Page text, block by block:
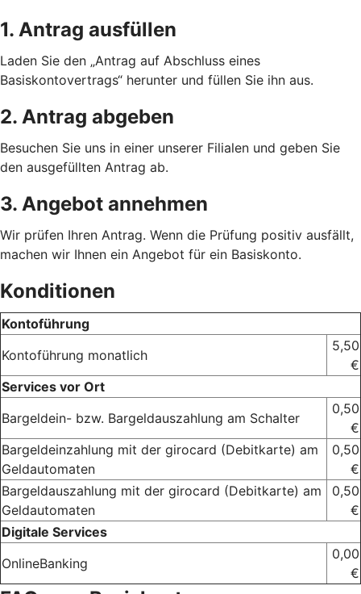
1. Antrag ausfüllen
Laden Sie den „Antrag auf Abschluss eines
Basiskontovertrags“ herunter und füllen Sie ihn aus.
2. Antrag abgeben
Besuchen Sie uns in einer unserer Filialen und geben Sie
den ausgefüllten Antrag ab.
3. Angebot annehmen
Wir prüfen Ihren Antrag. Wenn die Prüfung positiv ausfällt,
machen wir Ihnen ein Angebot für ein Basiskonto.
Konditionen
Kontoführung
Kontoführung monatlich
5,50
€
Services vor Ort
Bargeldein- bzw. Bargeldauszahlung am Schalter
0,50
€
Bargeldeinzahlung mit der girocard (Debitkarte) am
Geldautomaten
0,50
€
Bargeldauszahlung mit der girocard (Debitkarte) am
Geldautomaten
0,50
€
Digitale Services
OnlineBanking
0,00
€